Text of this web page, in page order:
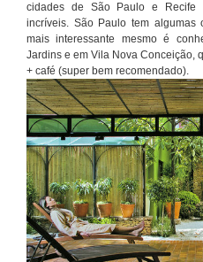
cidades de São Paulo e Recife
incríveis. São Paulo tem algumas
mais interessante mesmo é
Jardins e em Vila Nova Conceição,
+ café (super bem recomendado).